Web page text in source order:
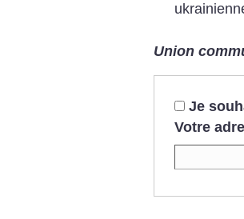
Union
Je
Votre